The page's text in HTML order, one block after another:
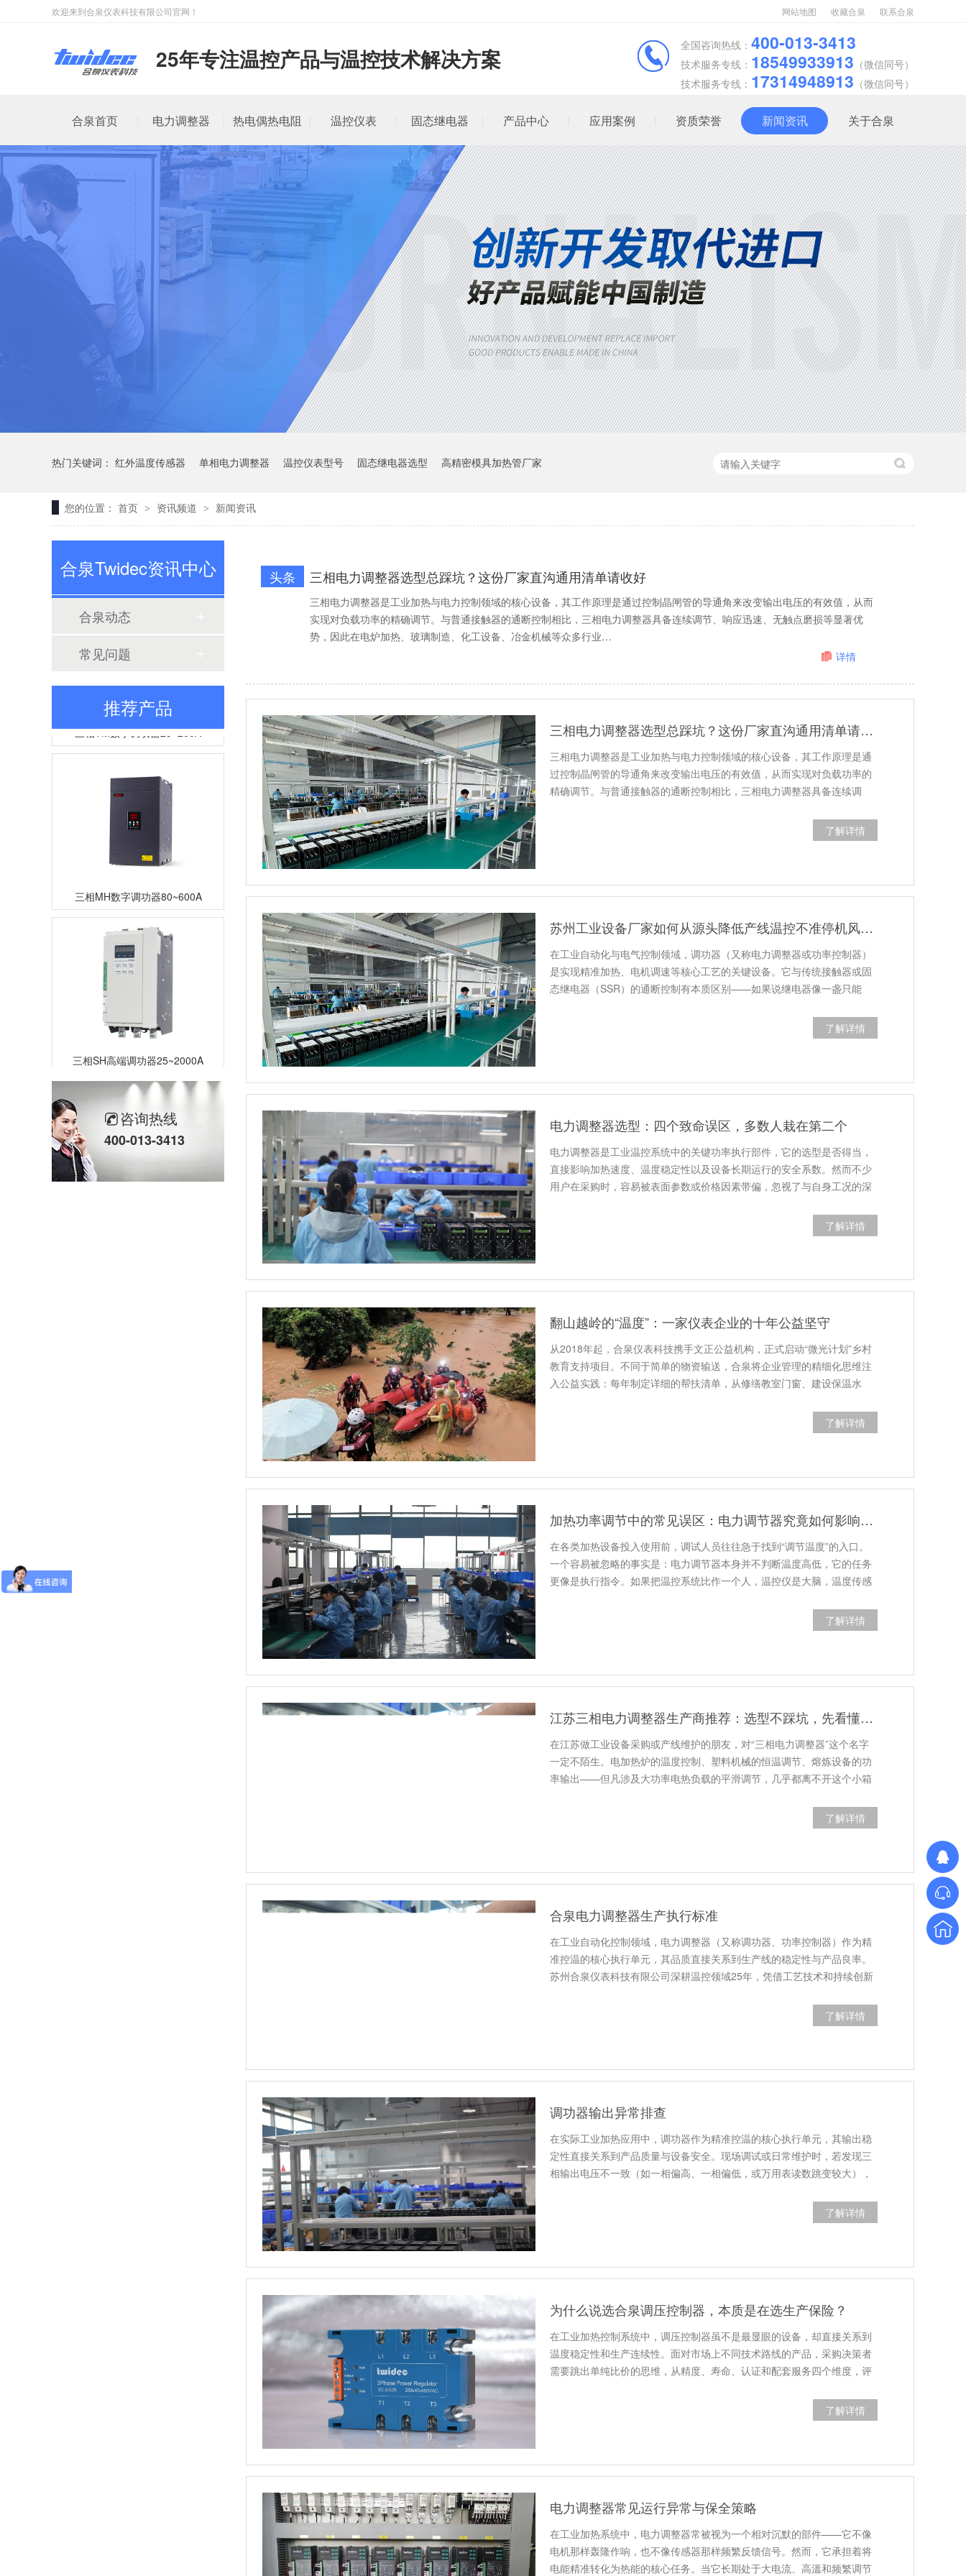
网站地图 收藏合泉 联系合泉
欢迎来到合泉仪表科技有限公司官网！
25年专注温控产品与温控技术解决方案 全国咨询热线： 400-013-3413
技术服务专线： 18549933913 （微信同号）
技术服务专线： 17314948913 （微信同号）
合泉首页 电力调整器 热电偶热电阻 温控仪表 固态继电器 产品中心 应用案例 资质荣誉 新闻资讯 关于合泉
热门关键词： 红外温度传感器 单相电力调整器 温控仪表型号 固态继电器选型 高精密模具加热管厂家
您的位置： 首页 > 资讯频道 > 新闻资讯
三相电力调整器选型总踩坑？这份厂家直沟通用清单请收好
头条
三相电力调整器是工业加热与电力控制领域的核心设备，其工作原理是通过控制晶闸管的导通角来改变输出电压的有效值，从而
实现对负载功率的精确调节。与普通接触器的通断控制相比，三相电力调整器具备连续调节、响应迅速、无触点磨损等显著优
势，因此在电炉加热、玻璃制造、化工设备、冶金机械等众多行业…
详情
三相电力调整器选型总踩坑？这份厂家直沟通用清单请收好
三相电力调整器是工业加热与电力控制领域的核心设备，其工作原理是通
过控制晶闸管的导通角来改变输出电压的有效值，从而实现对负载功率的
精确调节。与普通接触器的通断控制相比，三相电力调整器具备连续调
了解详情
苏州工业设备厂家如何从源头降低产线温控不准停机风险？
在工业自动化与电气控制领域，调功器（又称电力调整器或功率控制器）
是实现精准加热、电机调速等核心工艺的关键设备。它与传统接触器或固
态继电器（SSR）的通断控制有本质区别——如果说继电器像一盏只能
了解详情
电力调整器选型：四个致命误区，多数人栽在第二个
电力调整器是工业温控系统中的关键功率执行部件，它的选型是否得当，
直接影响加热速度、温度稳定性以及设备长期运行的安全系数。然而不少
用户在采购时，容易被表面参数或价格因素带偏，忽视了与自身工况的深
了解详情
翻山越岭的“温度”：一家仪表企业的十年公益坚守
从2018年起，合泉仪表科技携手文正公益机构，正式启动“微光计划”乡村
教育支持项目。不同于简单的物资输送，合泉将企业管理的精细化思维注
入公益实践：每年制定详细的帮扶清单，从修缮教室门窗、建设保温水
了解详情
加热功率调节中的常见误区：电力调节器究竟如何影响温度？
在各类加热设备投入使用前，调试人员往往急于找到“调节温度”的入口。
一个容易被忽略的事实是：电力调节器本身并不判断温度高低，它的任务
更像是执行指令。如果把温控系统比作一个人，温控仪是大脑，温度传感
了解详情
江苏三相电力调整器生产商推荐：选型不踩坑，先看懂这几点
在江苏做工业设备采购或产线维护的朋友，对“三相电力调整器”这个名字
一定不陌生。电加热炉的温度控制、塑料机械的恒温调节、熔炼设备的功
率输出——但凡涉及大功率电热负载的平滑调节，几乎都离不开这个小箱
了解详情
合泉电力调整器生产执行标准
在工业自动化控制领域，电力调整器（又称调功器、功率控制器）作为精
准控温的核心执行单元，其品质直接关系到生产线的稳定性与产品良率。
苏州合泉仪表科技有限公司深耕温控领域25年，凭借工艺技术和持续创新
了解详情
调功器输出异常排查
在实际工业加热应用中，调功器作为精准控温的核心执行单元，其输出稳
定性直接关系到产品质量与设备安全。现场调试或日常维护时，若发现三
相输出电压不一致（如一相偏高、一相偏低，或万用表读数跳变较大），
了解详情
为什么说选合泉调压控制器，本质是在选生产保险？
在工业加热控制系统中，调压控制器虽不是最显眼的设备，却直接关系到
温度稳定性和生产连续性。面对市场上不同技术路线的产品，采购决策者
需要跳出单纯比价的思维，从精度、寿命、认证和配套服务四个维度，评
了解详情
电力调整器常见运行异常与保全策略
在工业加热系统中，电力调整器常被视为一个相对沉默的部件——它不像
电机那样轰隆作响，也不像传感器那样频繁反馈信号。然而，它承担着将
电能精准转化为热能的核心任务。当它长期处于大电流、高溫和频繁调节
合泉Twidec资讯中心
合泉动态
常见问题
推荐产品
定制大功率直流电源
三相TM数字调功器25~200A
咨询热线
400-013-3413